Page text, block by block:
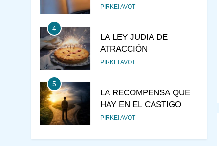
PIRKEI AVOT
4
LA LEY JUDIA DE
ATRACCIÓN
PIRKEI AVOT
5
LA RECOMPENSA QUE
HAY EN EL CASTIGO
PIRKEI AVOT
6